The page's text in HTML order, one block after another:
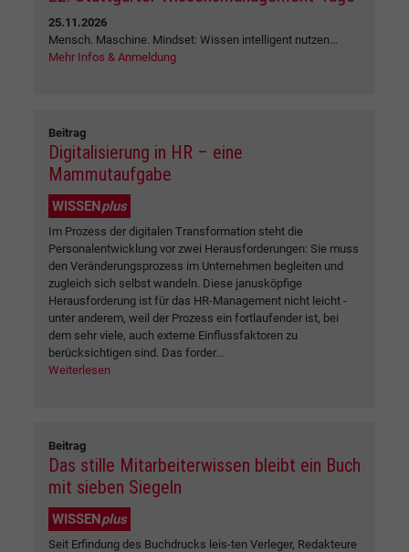
25.11.2026
Mensch. Maschine. Mindset: Wissen intelligent nutzen...
Mehr Infos & Anmeldung
Beitrag
Digitalisierung in HR – eine
Mammutaufgabe
WISSENplus
Im Prozess der digitalen Transformation steht die
Personalentwicklung vor zwei Herausforderungen: Sie muss
den Veränderungsprozess im Unternehmen begleiten und
zugleich sich selbst wandeln. Diese janusköpfige
Herausforderung ist für das HR-Management nicht leicht -
unter anderem, weil der Prozess ein fortlaufender ist, bei
dem sehr viele, auch externe Einflussfaktoren zu
berücksichtigen sind. Das forder...
Weiterlesen
Beitrag
Das stille Mitarbeiterwissen bleibt ein Buch
mit sieben Siegeln
WISSENplus
Seit Erfindung des Buchdrucks leis-ten Verleger, Redakteure